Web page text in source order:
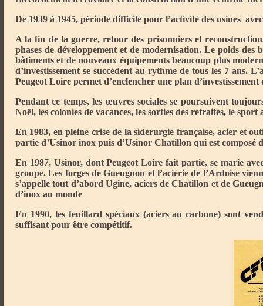
De 1939 à 1945, période difficile pour l’activité des usines
A la fin de la guerre, retour des prisonniers et
phases de développement et de modernisation. Le poids des
bâtiments et de nouveaux équipements beaucoup plus
d’investissement se succèdent au rythme de tous les 7 ans.
Peugeot Loire permet d’enclencher une plan
Pendant ce temps, les œuvres sociales se poursuivent
Noël, les colonies de vacances, les sorties des retraités, le sport
En 1983, en pleine crise de la sidérurgie française, acier et
partie d’Usinor inox puis d’Usinor Chatillon qui est composé
En 1987, Usinor, dont Peugeot Loire fait partie, se marie
groupe. Les forges de Gueugnon et l’aciérie de l’Ardoise
s’appelle tout d’abord Ugine, aciers de Chatillon et de
d’inox au monde
En 1990, les feuillard spéciaux (aciers au carbone) sont
suffisant pour être compétitif.